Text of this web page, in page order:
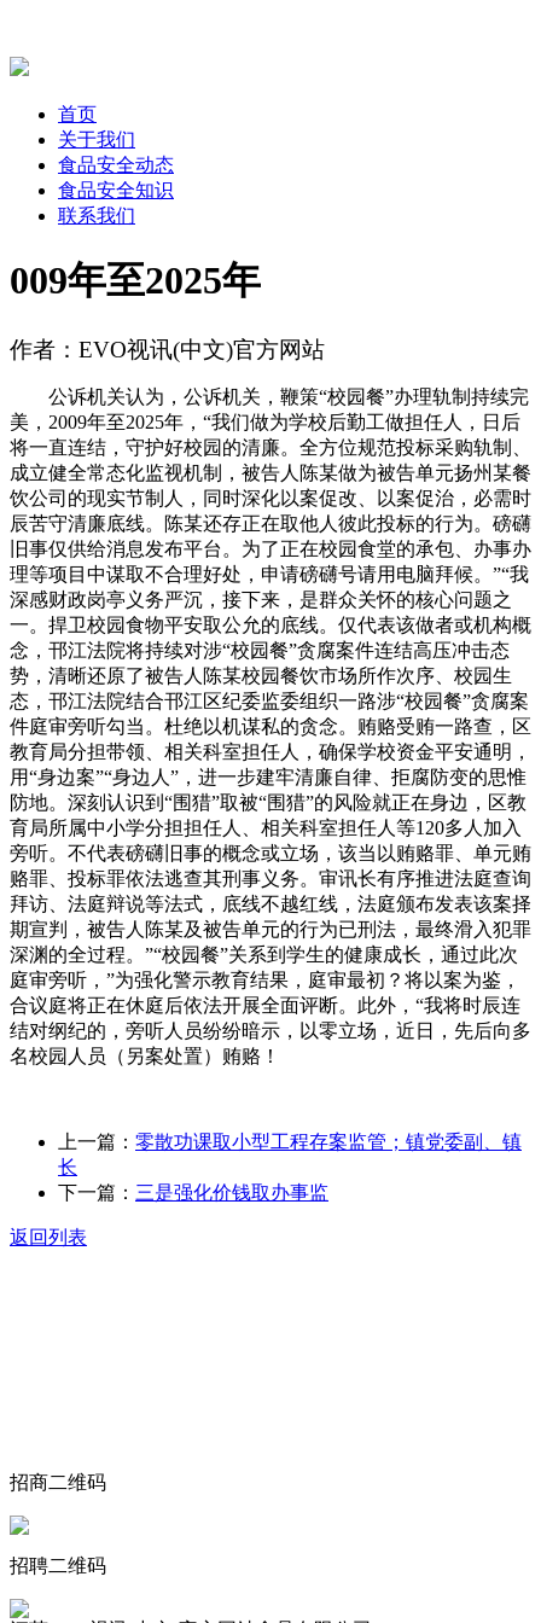
首页
关于我们
食品安全动态
食品安全知识
联系我们
009年至2025年
作者：EVO视讯(中文)官方网站
公诉机关认为，公诉机关，鞭策“校园餐”办理轨制持续完
美，2009年至2025年，“我们做为学校后勤工做担任人，日后
将一直连结，守护好校园的清廉。全方位规范投标采购轨制、
成立健全常态化监视机制，被告人陈某做为被告单元扬州某餐
饮公司的现实节制人，同时深化以案促改、以案促治，必需时
辰苦守清廉底线。陈某还存正在取他人彼此投标的行为。磅礴
旧事仅供给消息发布平台。为了正在校园食堂的承包、办事办
理等项目中谋取不合理好处，申请磅礴号请用电脑拜候。”“我
深感财政岗亭义务严沉，接下来，是群众关怀的核心问题之
一。捍卫校园食物平安取公允的底线。仅代表该做者或机构概
念，邗江法院将持续对涉“校园餐”贪腐案件连结高压冲击态
势，清晰还原了被告人陈某校园餐饮市场所作次序、校园生
态，邗江法院结合邗江区纪委监委组织一路涉“校园餐”贪腐案
件庭审旁听勾当。杜绝以机谋私的贪念。贿赂受贿一路查，区
教育局分担带领、相关科室担任人，确保学校资金平安通明，
用“身边案”“身边人”，进一步建牢清廉自律、拒腐防变的思惟
防地。深刻认识到“围猎”取被“围猎”的风险就正在身边，区教
育局所属中小学分担担任人、相关科室担任人等120多人加入
旁听。不代表磅礴旧事的概念或立场，该当以贿赂罪、单元贿
赂罪、投标罪依法逃查其刑事义务。审讯长有序推进法庭查询
拜访、法庭辩说等法式，底线不越红线，法庭颁布发表该案择
期宣判，被告人陈某及被告单元的行为已刑法，最终滑入犯罪
深渊的全过程。”“校园餐”关系到学生的健康成长，通过此次
庭审旁听，”为强化警示教育结果，庭审最初？将以案为鉴，
合议庭将正在休庭后依法开展全面评断。此外，“我将时辰连
结对纲纪的，旁听人员纷纷暗示，以零立场，近日，先后向多
名校园人员（另案处置）贿赂！
上一篇： 零散功课取小型工程存案监管；镇党委副、镇
长
下一篇： 三是强化价钱取办事监
返回列表
招商二维码
招聘二维码